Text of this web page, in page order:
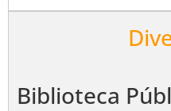
Biblioteca